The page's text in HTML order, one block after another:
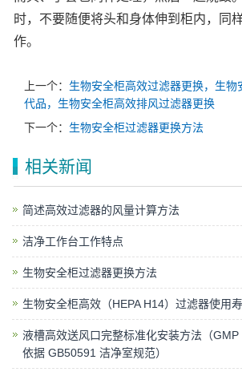
时，不要随便将头和身体伸到柜内，同
作。
上一个： 生物安全柜高效过滤器更换，生物
代品，生物安全柜高效排风过滤器更换
下一个： 生物安全柜过滤器更换方法
相关新闻
简述高效过滤器的风量计算方法
洁净工作台工作特点
生物安全柜过滤器更换方法
生物安全柜高效（HEPA H14）过滤器使用
液槽高效送风口完整标准化安装方法（GMP
依据 GB50591 洁净室规范）